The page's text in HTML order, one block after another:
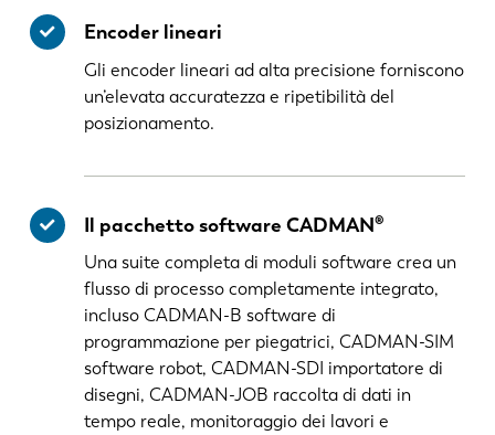
Encoder lineari
Gli encoder lineari ad alta precisione forniscono
un’elevata accuratezza e ripetibilità del
posizionamento.
Il pacchetto software CADMAN®
Una suite completa di moduli software crea un
flusso di processo completamente integrato,
incluso CADMAN-B software di
programmazione per piegatrici, CADMAN-SIM
software robot, CADMAN-SDI importatore di
disegni, CADMAN-JOB raccolta di dati in
tempo reale, monitoraggio dei lavori e